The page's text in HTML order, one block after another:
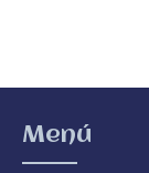
Menú